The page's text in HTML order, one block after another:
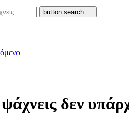
button.search
δεν